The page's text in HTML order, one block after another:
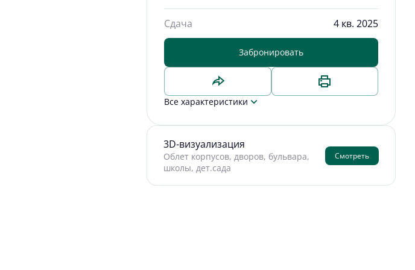
Сдача 4 кв. 2025
Забронировать
Все характеристики
3D-визуализация
Облет корпусов, дворов, бульвара,
школы, дет.сада
Смотреть